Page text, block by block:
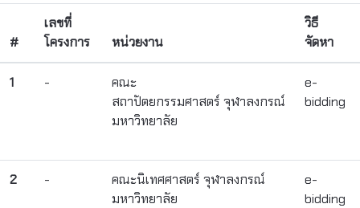
#
เลขที่
โครงการ
หน่วยงาน
วิธี
จัดหา
1 -
คณะ
สถาปัตยกรรมศาสตร์ จุฬาลงกรณ์
มหาวิทยาลัย
e-
bidding
2 -
คณะนิเทศศาสตร์ จุฬาลงกรณ์
มหาวิทยาลัย
e-
bidding